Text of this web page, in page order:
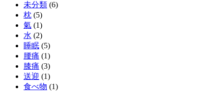
未分類 (6)
枕 (5)
氣 (1)
水 (2)
睡眠 (5)
腰痛 (1)
膝痛 (3)
送迎 (1)
食べ物 (1)